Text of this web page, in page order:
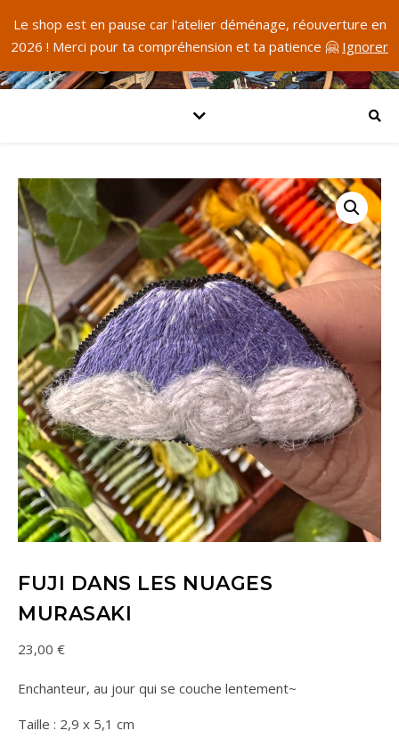
Le shop est en pause car l'atelier déménage, réouverture en
2026 ! Merci pour ta compréhension et ta patience 🤗 Ignorer
FUJI DANS LES NUAGES
MURASAKI
23,00 €
Enchanteur, au jour qui se couche lentement~
Taille : 2,9 x 5,1 cm